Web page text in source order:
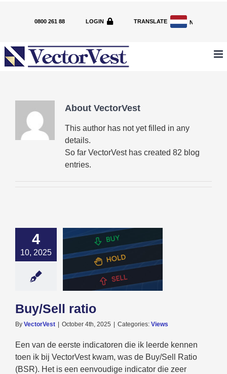
0800 261 88 LOGIN TRANSLATE NL
About VectorVest
This author has not yet filled in any
details.
So far VectorVest has created 82 blog
entries.
4
10, 2025
Buy/Sell ratio
By VectorVest October 4th, 2025 Categories: Views
Een van de eerste indicatoren die ik leerde kennen
toen ik bij VectorVest kwam, was de Buy/Sell Ratio
(BSR). Het is een eenvoudige indicator die zeer